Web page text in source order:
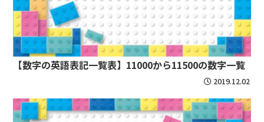
【数字の英語表記一覧表】11000から11500の数字一覧
2019.12.02